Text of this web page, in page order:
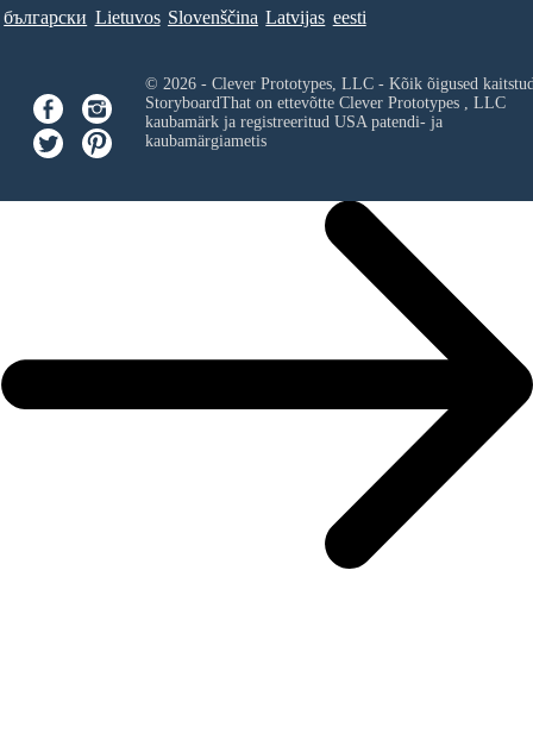
български Lietuvos Slovenščina Latvijas eesti
© 2026 - Clever Prototypes, LLC - Kõik õigused
StoryboardThat on ettevõtte Clever Prototypes , LLC
kaubamärk ja registreeritud USA patendi- ja
kaubamärgiametis